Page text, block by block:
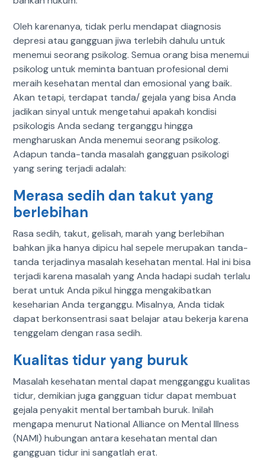
Oleh karenanya, tidak perlu mendapat diagnosis
depresi atau gangguan jiwa terlebih dahulu untuk
menemui seorang psikolog. Semua orang bisa menemui
psikolog untuk meminta bantuan profesional demi
meraih kesehatan mental dan emosional yang baik.
Akan tetapi, terdapat tanda/ gejala yang bisa Anda
jadikan sinyal untuk mengetahui apakah kondisi
psikologis Anda sedang terganggu hingga
mengharuskan Anda menemui seorang psikolog.
Adapun tanda-tanda masalah gangguan psikologi
yang sering terjadi adalah:
Merasa sedih dan takut yang
berlebihan
Rasa sedih, takut, gelisah, marah yang berlebihan
bahkan jika hanya dipicu hal sepele merupakan tanda-
tanda terjadinya masalah kesehatan mental. Hal ini bisa
terjadi karena masalah yang Anda hadapi sudah terlalu
berat untuk Anda pikul hingga mengakibatkan
keseharian Anda terganggu. Misalnya, Anda tidak
dapat berkonsentrasi saat belajar atau bekerja karena
tenggelam dengan rasa sedih.
Kualitas tidur yang buruk
Masalah kesehatan mental dapat mengganggu kualitas
tidur, demikian juga gangguan tidur dapat membuat
gejala penyakit mental bertambah buruk. Inilah
mengapa menurut National Alliance on Mental Illness
(NAMI) hubungan antara kesehatan mental dan
gangguan tidur ini sangatlah erat.